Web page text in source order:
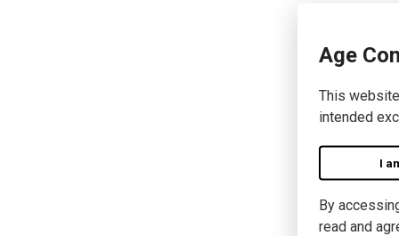
Age
This
intended
I
By
read and